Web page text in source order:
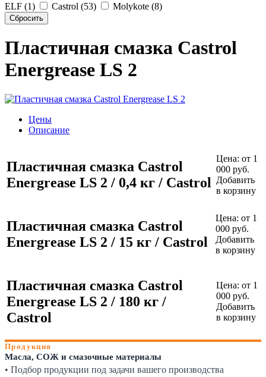
ELF (1)
Castrol (53) Molykote (8)
Пластичная смазка Castrol
Energrease LS 2
Цены
Описание
Пластичная смазка Castrol
Energrease LS 2 / 0,4 кг / Castrol
Цена: от 1
000 руб.
Добавить
в корзину
Пластичная смазка Castrol
Energrease LS 2 / 15 кг / Castrol
Цена: от 1
000 руб.
Добавить
в корзину
Пластичная смазка Castrol
Energrease LS 2 / 180 кг /
Castrol
Цена: от 1
000 руб.
Добавить
в корзину
Продукция
Масла, СОЖ и смазочные материалы
• Подбор продукции под задачи вашего производства